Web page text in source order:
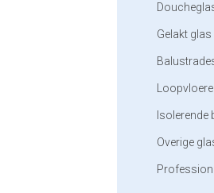
Gelakt glas
Isolerende
Overige